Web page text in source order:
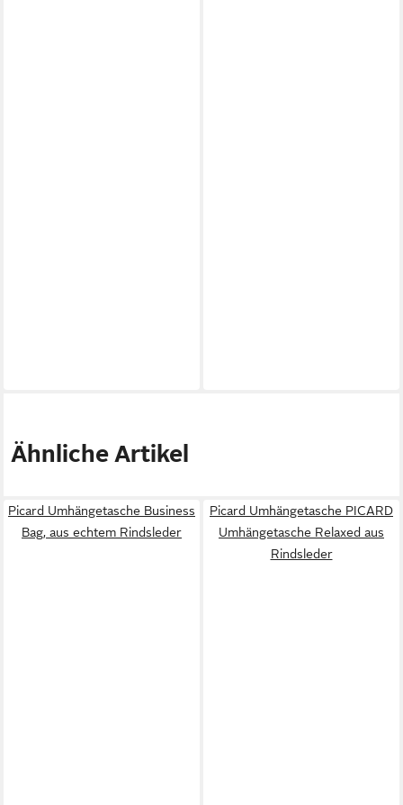
Ähnliche Artikel
Picard Umhängetasche Business
Bag, aus echtem Rindsleder
Picard Umhängetasche PICARD
Umhängetasche Relaxed aus
Rindsleder